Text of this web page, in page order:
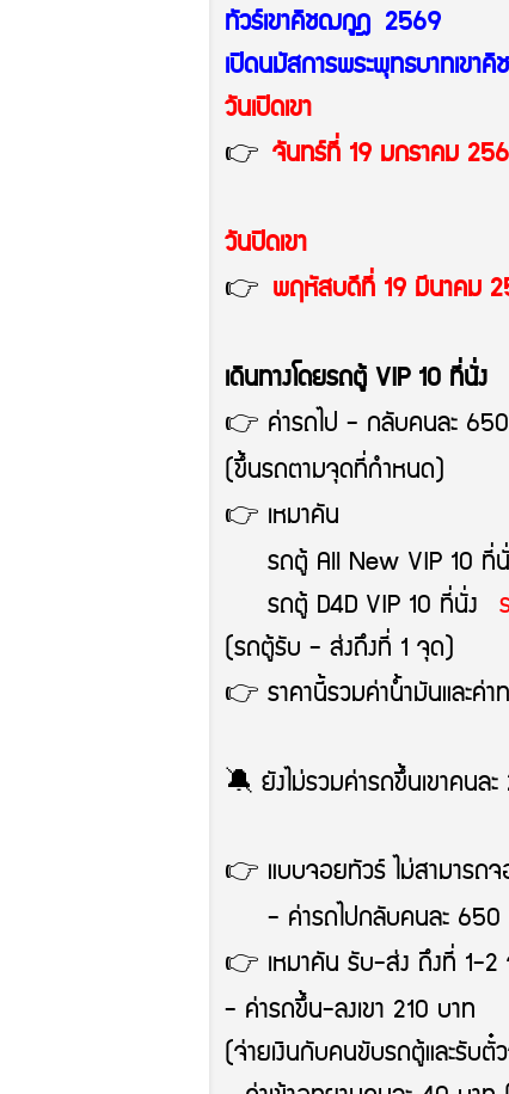
ทัวร์เขาคิชฌกูฎ 2569
เปิดนมัสการพระพุทธบาทเขา
วันเปิดเขา
👉 จันทร์ที่ 19 มกราคม
วันปิดเขา
👉 พฤหัสบดีที่ 19 มีนาคม
เดินทางโดยรถตู้ VIP 10 ที่นั่ง
👉 ค่ารถไป - กลับคนละ 650
(ขึ้นรถตามจุดที่กำหนด)
👉 เหมาคัน
รถตู้ All New VIP 10 ที่
รถตู้ D4D VIP 10 ที่นั่ง
(รถตู้รับ - ส่งถึงที่ 1 จุด)
👉 ราคานี้รวมค่าน้ำมันและค่า
🔕 ยังไม่รวมค่ารถขึ้นเขาคนล
👉 แบบจอยทัวร์ ไม่สามารถจ
- ค่ารถไปกลับคนละ 650
👉 เหมาคัน รับ-ส่ง ถึงที่ 1-2
- ค่ารถขึ้น-ลงเขา 210 บาท
(จ่ายเงินกับคนขับรถตู้และรับ